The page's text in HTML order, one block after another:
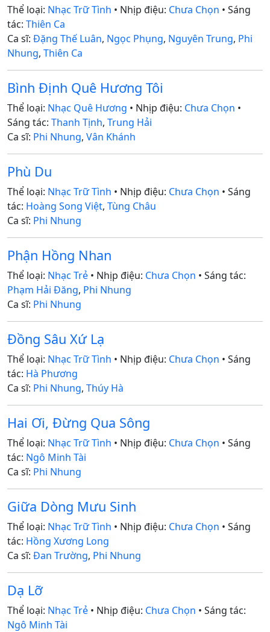
Thể loại: Nhạc Trữ Tình • Nhịp điệu: Chưa Chọn • Sáng
tác: Thiên Ca
Ca sĩ: Đặng Thế Luân, Ngọc Phụng, Nguyên Trung, Phi
Nhung, Thiên Ca
Bình Định Quê Hương Tôi
Thể loại: Nhạc Quê Hương • Nhịp điệu: Chưa Chọn •
Sáng tác: Thanh Tịnh, Trung Hải
Ca sĩ: Phi Nhung, Vân Khánh
Phù Du
Thể loại: Nhạc Trữ Tình • Nhịp điệu: Chưa Chọn • Sáng
tác: Hoàng Song Việt, Tùng Châu
Ca sĩ: Phi Nhung
Phận Hồng Nhan
Thể loại: Nhạc Trẻ • Nhịp điệu: Chưa Chọn • Sáng tác:
Phạm Hải Đăng, Phi Nhung
Ca sĩ: Phi Nhung
Đồng Sâu Xứ Lạ
Thể loại: Nhạc Trữ Tình • Nhịp điệu: Chưa Chọn • Sáng
tác: Hà Phương
Ca sĩ: Phi Nhung, Thúy Hà
Hai Ơi, Đừng Qua Sông
Thể loại: Nhạc Trữ Tình • Nhịp điệu: Chưa Chọn • Sáng
tác: Ngô Minh Tài
Ca sĩ: Phi Nhung
Giữa Dòng Mưu Sinh
Thể loại: Nhạc Trữ Tình • Nhịp điệu: Chưa Chọn • Sáng
tác: Hồng Xương Long
Ca sĩ: Đan Trường, Phi Nhung
Dạ Lỡ
Thể loại: Nhạc Trẻ • Nhịp điệu: Chưa Chọn • Sáng tác:
Ngô Minh Tài